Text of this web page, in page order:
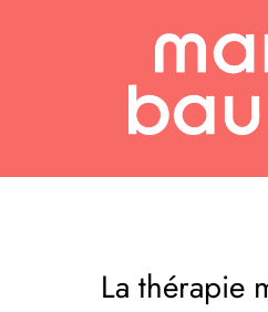
La thérapie